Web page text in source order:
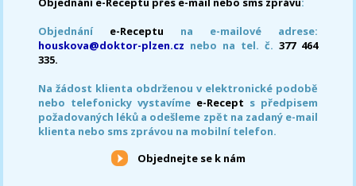
Objednání e-Receptu na e-mailové adrese:
houskova@doktor-plzen.cz nebo na tel. č. 377 464
335.
Na žádost klienta obdrženou v elektronické podobě
nebo telefonicky vystavíme e-Recept s předpisem
požadovaných léků a odešleme zpět na zadaný e-mail
klienta nebo sms zprávou na mobilní telefon.
Objednejte se k nám